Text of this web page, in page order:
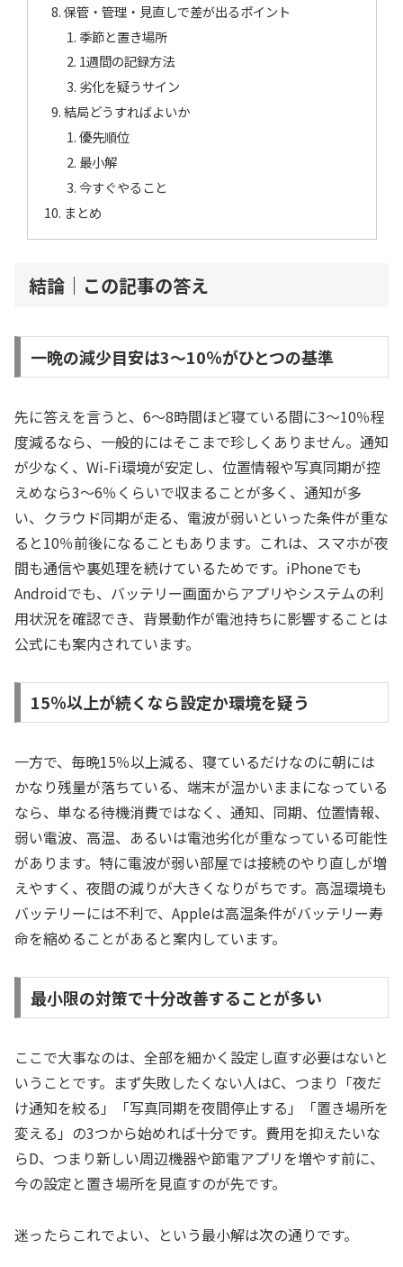
保管・管理・見直しで差が出るポイント
季節と置き場所
1週間の記録方法
劣化を疑うサイン
結局どうすればよいか
優先順位
最小解
今すぐやること
まとめ
結論｜この記事の答え
一晩の減少目安は3〜10％がひとつの基準
先に答えを言うと、6〜8時間ほど寝ている間に3〜10％程
度減るなら、一般的にはそこまで珍しくありません。通知
が少なく、Wi-Fi環境が安定し、位置情報や写真同期が控
えめなら3〜6％くらいで収まることが多く、通知が多
い、クラウド同期が走る、電波が弱いといった条件が重な
ると10％前後になることもあります。これは、スマホが夜
間も通信や裏処理を続けているためです。iPhoneでも
Androidでも、バッテリー画面からアプリやシステムの利
用状況を確認でき、背景動作が電池持ちに影響することは
公式にも案内されています。
15％以上が続くなら設定か環境を疑う
一方で、毎晩15％以上減る、寝ているだけなのに朝には
かなり残量が落ちている、端末が温かいままになっている
なら、単なる待機消費ではなく、通知、同期、位置情報、
弱い電波、高温、あるいは電池劣化が重なっている可能性
があります。特に電波が弱い部屋では接続のやり直しが増
えやすく、夜間の減りが大きくなりがちです。高温環境も
バッテリーには不利で、Appleは高温条件がバッテリー寿
命を縮めることがあると案内しています。
最小限の対策で十分改善することが多い
ここで大事なのは、全部を細かく設定し直す必要はないと
いうことです。まず失敗したくない人はC、つまり「夜だ
け通知を絞る」「写真同期を夜間停止する」「置き場所を
変える」の3つから始めれば十分です。費用を抑えたいな
らD、つまり新しい周辺機器や節電アプリを増やす前に、
今の設定と置き場所を見直すのが先です。
迷ったらこれでよい、という最小解は次の通りです。